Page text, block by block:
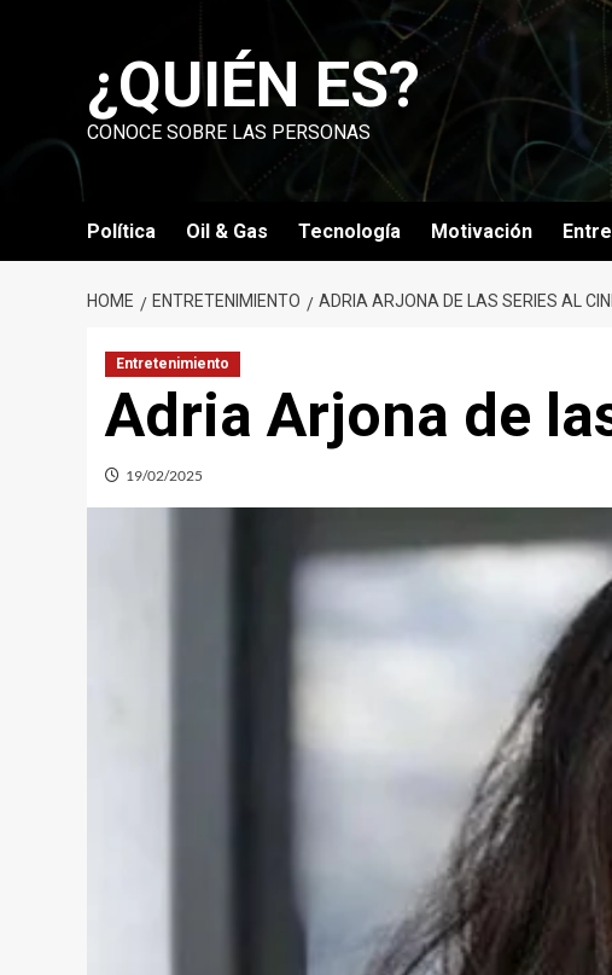
¿QUIÉN ES?
CONOCE SOBRE LAS PERSONAS
Política Oil & Gas Tecnología Motivación
HOME ENTRETENIMIENTO ADRIA ARJONA DE LAS SERIES AL
Entretenimiento
Adria Arjona de
19/02/2025